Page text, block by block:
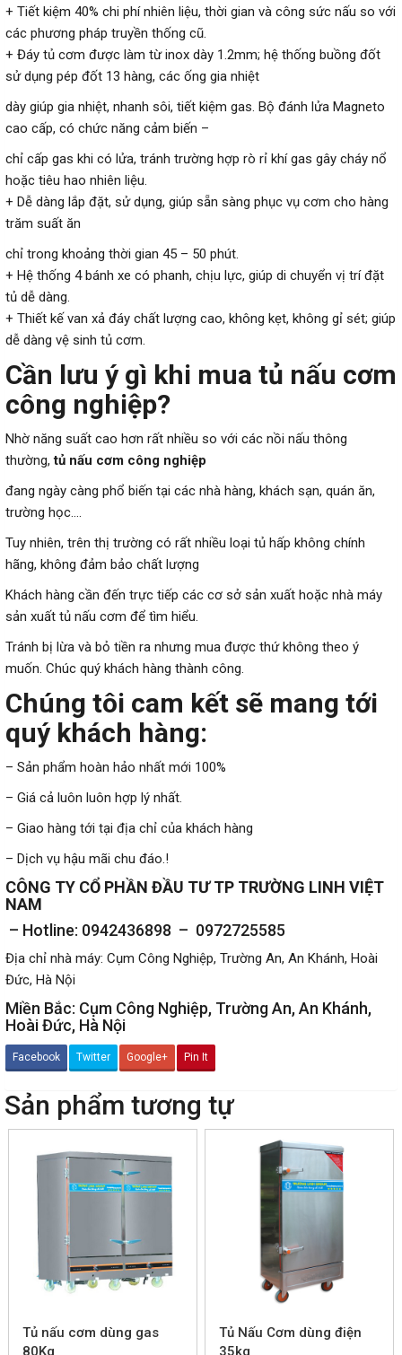
+ Tiết kiệm 40% chi phí nhiên liệu, thời gian và công sức nấu so với
các phương pháp truyền thống cũ.
+ Đáy tủ cơm được làm từ inox dày 1.2mm; hệ thống buồng đốt
sử dụng pép đốt 13 hàng, các ống gia nhiệt
dày giúp gia nhiệt, nhanh sôi, tiết kiệm gas. Bộ đánh lửa Magneto
cao cấp, có chức năng cảm biến –
chỉ cấp gas khi có lửa, tránh trường hợp rò rỉ khí gas gây cháy nổ
hoặc tiêu hao nhiên liệu.
+ Dễ dàng lắp đặt, sử dụng, giúp sẵn sàng phục vụ cơm cho hàng
trăm suất ăn
chỉ trong khoảng thời gian 45 – 50 phút.
+ Hệ thống 4 bánh xe có phanh, chịu lực, giúp di chuyển vị trí đặt
tủ dễ dàng.
+ Thiết kế van xả đáy chất lượng cao, không kẹt, không gỉ sét; giúp
dễ dàng vệ sinh tủ cơm.
Cần lưu ý gì khi mua tủ nấu cơm
công nghiệp?
Nhờ năng suất cao hơn rất nhiều so với các nồi nấu thông
thường,tủ nấu cơm công nghiệp
đang ngày càng phổ biến tại các nhà hàng, khách sạn, quán ăn,
trường học….
Tuy nhiên, trên thị trường có rất nhiều loại tủ hấp không chính
hãng, không đảm bảo chất lượng
Khách hàng cần đến trực tiếp các cơ sở sản xuất hoặc nhà máy
sản xuất tủ nấu cơm để tìm hiểu.
Tránh bị lừa và bỏ tiền ra nhưng mua được thứ không theo ý
muốn. Chúc quý khách hàng thành công.
Chúng tôi cam kết sẽ mang tới
quý khách hàng:
– Sản phẩm hoàn hảo nhất mới 100%
– Giá cả luôn luôn hợp lý nhất.
– Giao hàng tới tại địa chỉ của khách hàng
– Dịch vụ hậu mãi chu đáo.!
CÔNG TY CỔ PHẦN ĐẦU TƯ TP TRƯỜNG LINH VIỆT
NAM
– Hotline: 0942436898 – 0972725585
Địa chỉ nhà máy: Cụm Công Nghiệp, Trường An, An Khánh, Hoài
Đức, Hà Nội
Miền Bắc: Cụm Công Nghiệp, Trường An, An Khánh,
Hoài Đức, Hà Nội
Facebook Twitter Google+ Pin It
Sản phẩm tương tự
Tủ nấu cơm dùng gas
Tủ Nấu Cơm dùng điện